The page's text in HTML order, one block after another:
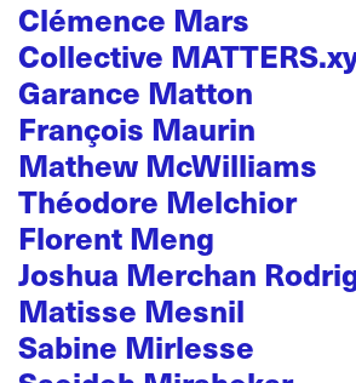
Clémence Mars
Collective
Garance Matton
François Maurin
Mathew McWilliams
Théodore Melchior
Florent Meng
Joshua Merchan
Matisse Mesnil
Sabine Mirlesse